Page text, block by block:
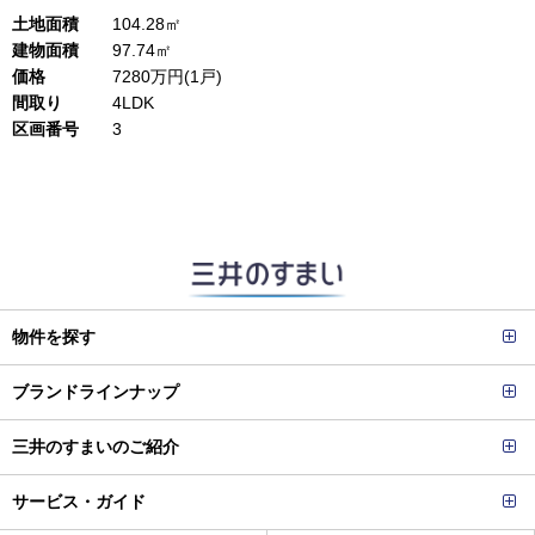
土地面積
104.28㎡
建物面積
97.74㎡
価格
7280万円(1戸)
間取り
4LDK
区画番号
3
物件を探す
ブランドラインナップ
三井のすまいのご紹介
サービス・ガイド